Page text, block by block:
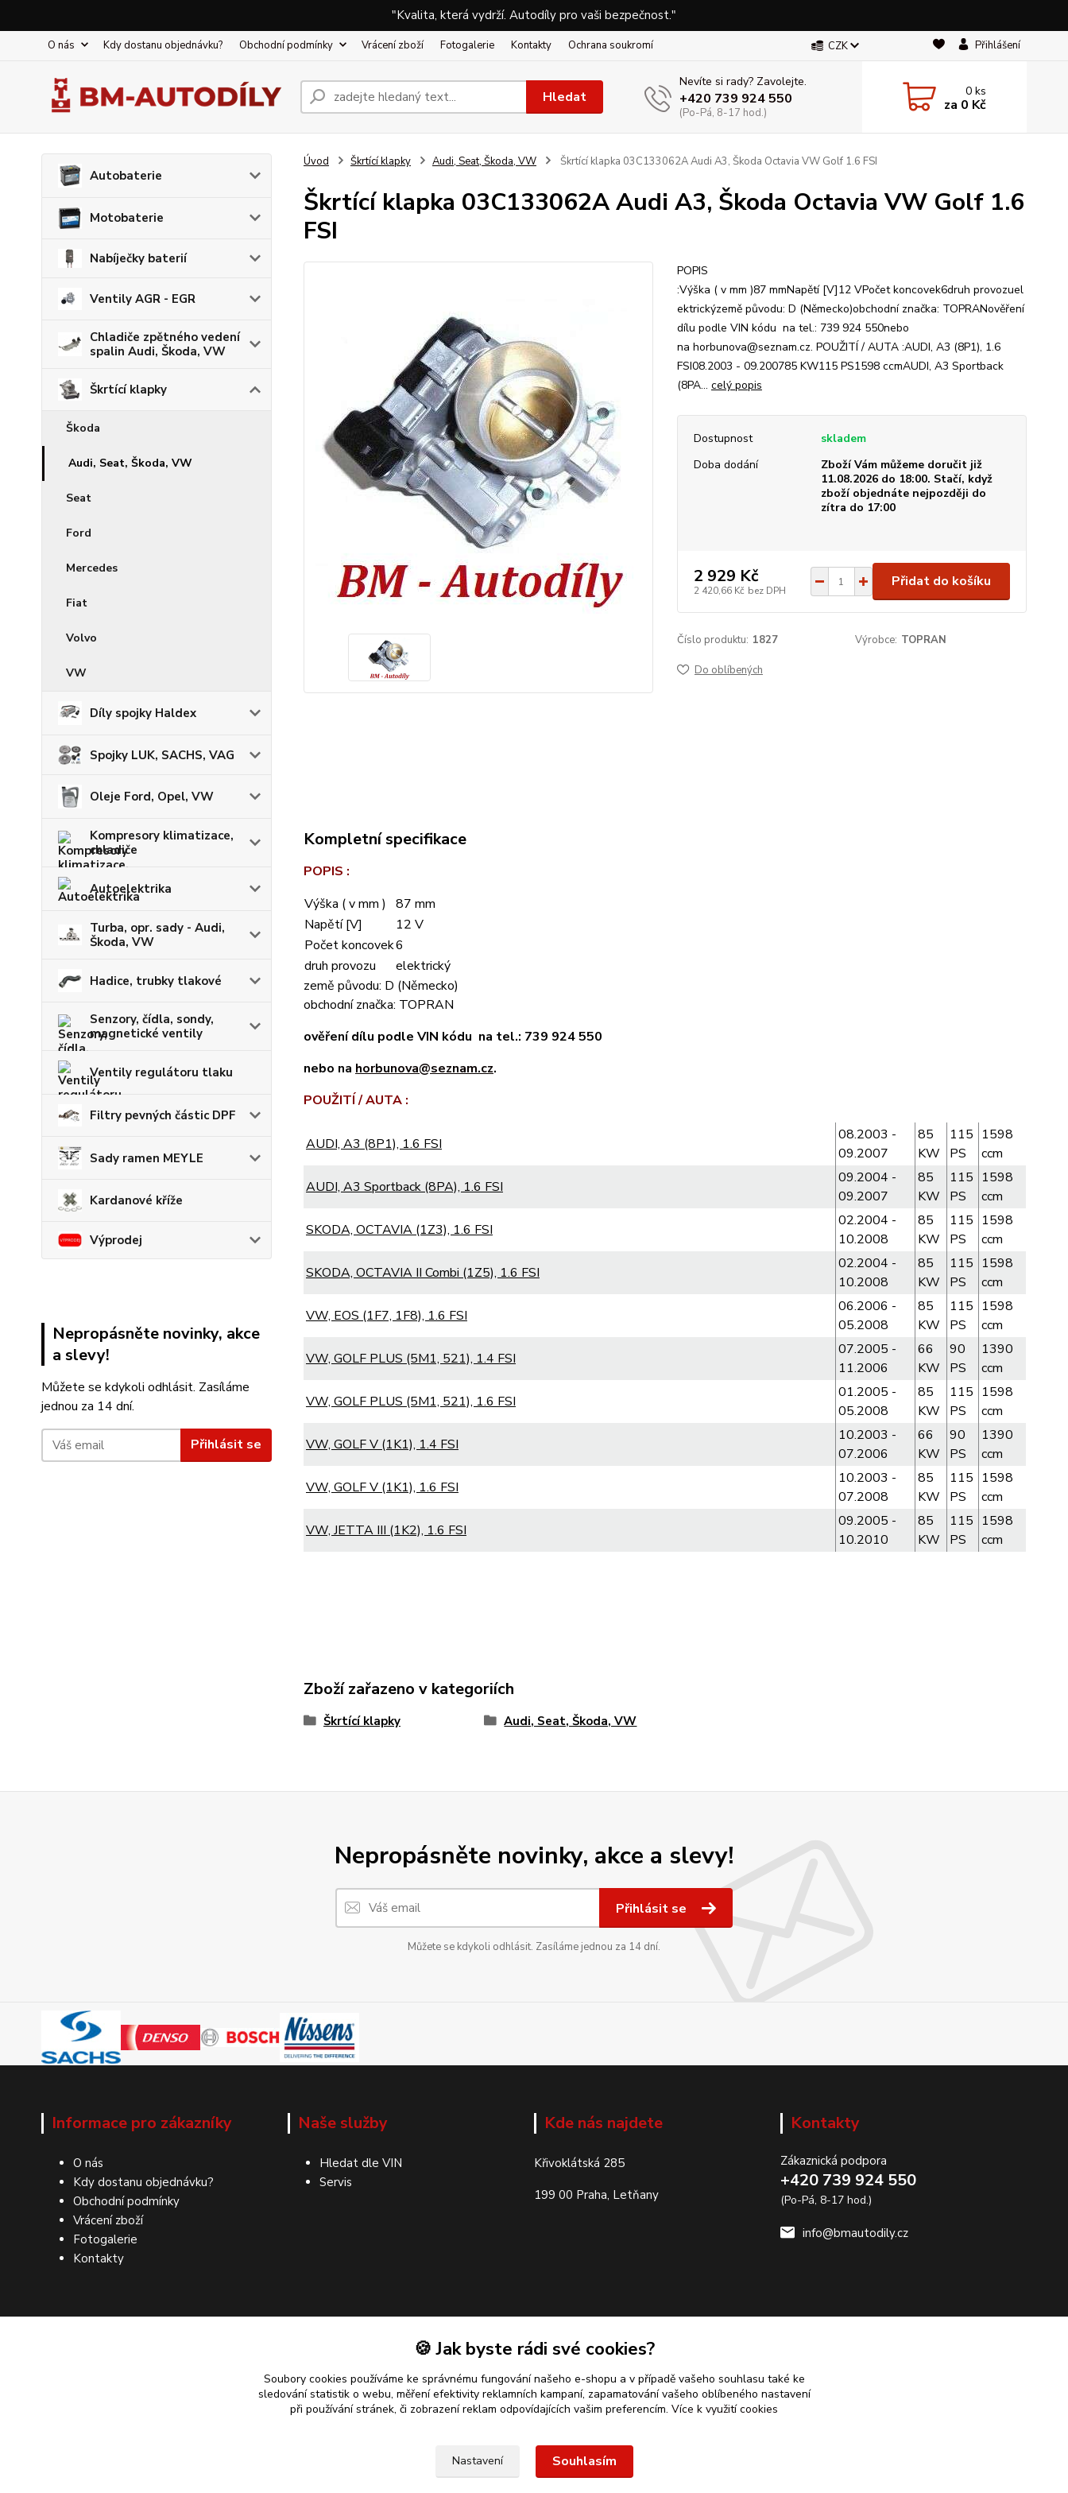
"Kvalita, která vydrží. Autodíly pro vaši bezpečnost."
O nás Kdy dostanu objednávku? Obchodní podmínky Vrácení zboží Fotogalerie Kontakty Ochrana soukromí CZK Přihlášení
Hledat
Nevíte si rady? Zavolejte.
+420 739 924 550
(Po-Pá, 8-17 hod.)
0ks
za 0 Kč
Autobaterie
Motobaterie
Nabíječky baterií
Ventily AGR - EGR
Chladiče zpětného vedení
spalin Audi, Škoda, VW
Škrtící klapky
Škoda
Audi, Seat, Škoda, VW
Seat
Ford
Mercedes
Fiat
Volvo
VW
Díly spojky Haldex
Spojky LUK, SACHS, VAG
Oleje Ford, Opel, VW
Kompresory klimatizace,
chladiče
Autoelektrika
Turba, opr. sady - Audi,
Škoda, VW
Hadice, trubky tlakové
Senzory, čídla, sondy,
magnetické ventily
Ventily regulátoru tlaku
Filtry pevných částic DPF
Sady ramen MEYLE
Kardanové kříže
Výprodej
Nepropásněte novinky, akce
a slevy!
Můžete se kdykoli odhlásit. Zasíláme
jednou za 14 dní.
Přihlásit se
Úvod Škrtící klapky Audi, Seat, Škoda, VW Škrtící klapka 03C133062A Audi A3, Škoda Octavia VW Golf 1.6 FSI
Škrtící klapka 03C133062A Audi A3, Škoda Octavia VW Golf 1.6
FSI
POPIS
:Výška ( v mm )87 mmNapětí [V]12 VPočet koncovek6druh provozuel
ektrickýzemě původu: D (Německo)obchodní značka: TOPRANověření
dílu podle VIN kódu na tel.: 739 924 550nebo
na horbunova@seznam.cz. POUŽITÍ / AUTA :AUDI, A3 (8P1), 1.6
FSI08.2003 - 09.200785 KW115 PS1598 ccmAUDI, A3 Sportback
(8PA... celý popis
Dostupnost
skladem
Doba dodání
Zboží Vám můžeme doručit již
11.08.2026 do 18:00. Stačí, když
zboží objednáte nejpozději do
zítra do 17:00
2 929 Kč
2 420,66 Kč bez DPH
Přidat do košíku
Číslo produktu: 1827 Výrobce: TOPRAN
Do oblíbených
Kompletní specifikace
POPIS :
Výška ( v mm )
87 mm
Napětí [V]
12 V
Počet koncovek6
druh provozu
elektrický
země původu: D (Německo)
obchodní značka: TOPRAN
ověření dílu podle VIN kódu na tel.: 739 924 550
nebo na horbunova@seznam.cz.
POUŽITÍ / AUTA :
AUDI, A3 (8P1), 1.6 FSI
08.2003 -
09.2007
85
KW
115
PS
1598
ccm
AUDI, A3 Sportback (8PA), 1.6 FSI
09.2004 -
09.2007
85
KW
115
PS
1598
ccm
SKODA, OCTAVIA (1Z3), 1.6 FSI
02.2004 -
10.2008
85
KW
115
PS
1598
ccm
SKODA, OCTAVIA II Combi (1Z5), 1.6 FSI
02.2004 -
10.2008
85
KW
115
PS
1598
ccm
VW, EOS (1F7, 1F8), 1.6 FSI
06.2006 -
05.2008
85
KW
115
PS
1598
ccm
VW, GOLF PLUS (5M1, 521), 1.4 FSI
07.2005 -
11.2006
66
KW
90
PS
1390
ccm
VW, GOLF PLUS (5M1, 521), 1.6 FSI
01.2005 -
05.2008
85
KW
115
PS
1598
ccm
VW, GOLF V (1K1), 1.4 FSI
10.2003 -
07.2006
66
KW
90
PS
1390
ccm
VW, GOLF V (1K1), 1.6 FSI
10.2003 -
07.2008
85
KW
115
PS
1598
ccm
VW, JETTA III (1K2), 1.6 FSI
09.2005 -
10.2010
85
KW
115
PS
1598
ccm
Zboží zařazeno v kategoriích
Škrtící klapky Audi, Seat, Škoda, VW
Nepropásněte novinky, akce a slevy!
Přihlásit se
Můžete se kdykoli odhlásit. Zasíláme jednou za 14 dní.
Informace pro zákazníky
O nás
Kdy dostanu objednávku?
Obchodní podmínky
Vrácení zboží
Fotogalerie
Kontakty
Naše služby
Hledat dle VIN
Servis
Kde nás najdete
Křivoklátská 285
199 00 Praha, Letňany
Kontakty
Zákaznická podpora
+420 739 924 550
(Po-Pá, 8-17 hod.)
info@bmautodily.cz
🍪 Jak byste rádi své cookies?
Soubory cookies používáme ke správnému fungování našeho e-shopu a v případě vašeho souhlasu také ke
sledování statistik o webu, měření efektivity reklamních kampaní, zapamatování vašeho oblíbeného nastavení
při používání stránek, či zobrazení reklam odpovídajících vašim preferencím. Více k využití cookies
Nastavení Souhlasím